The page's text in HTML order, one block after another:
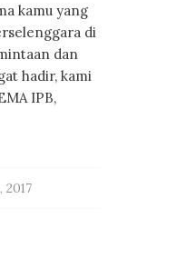
kamu yang
di
dan
hadir, kami
IPB,
2017